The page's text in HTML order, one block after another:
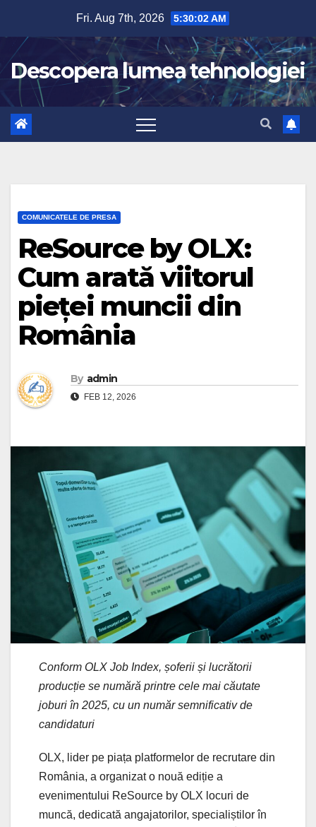
content
Fri. Aug 7th, 2026 5:30:04 AM
Descopera lumea tehnologiei
COMUNICATELE DE PRESA
ReSource by OLX:
Cum arată viitorul
pieței muncii din
România
By admin
FEB 12, 2026
Conform OLX Job Index, șoferii și lucrătorii
producție se numără printre cele mai căutate
joburi în 2025, cu un număr semnificativ de
candidaturi
OLX, lider pe piața platformelor de recrutare din
România, a organizat o nouă ediție a
evenimentului ReSource by OLX locuri de
muncă, dedicată angajatorilor, specialiștilor în